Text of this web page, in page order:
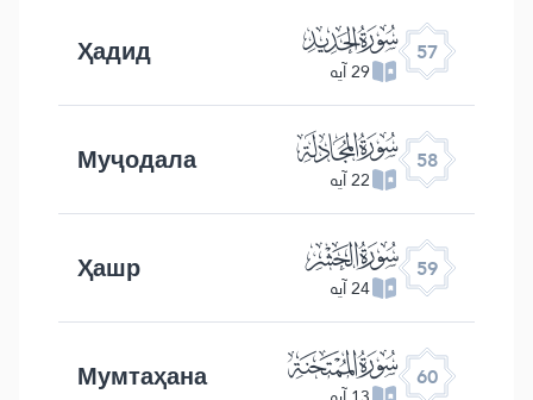
57 ﯦ
29 آیه Ҳадид
58 ﯧ
22 آیه Муҷодала
59 ﯨ
24 آیه Ҳашр
60 ﯩ Мумтаҳана